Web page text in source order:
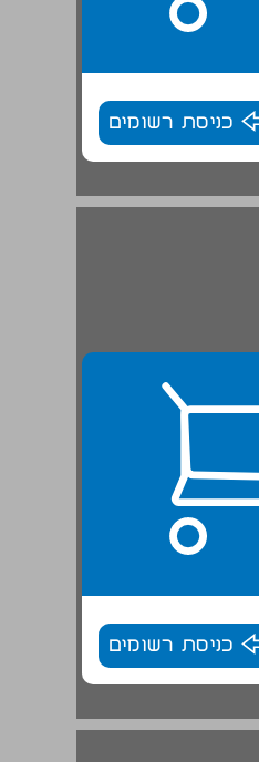
כניסת רשומים
כניסת רשומים